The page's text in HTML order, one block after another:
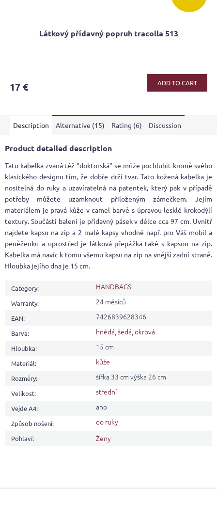
Látkový přídavný popruh tracolla 513
rating
of
stars.
17 € ADD TO CART
Description Alternative (15) Rating (6) Discussion
Product detailed description
Tato kabelka zvaná též "doktorská" se může pochlubit kromě svého
klasického designu tím, že dobře drží tvar. Tato kožená kabelka je
nositelná do ruky a uzavíratelná na patentek, který pak v případě
potřeby můžete uzamknout přiloženým zámečkem. Jejím
materiálem je pravá kůže v camel barvě s úpravou lesklé krokodýlí
textury. Součástí balení je přídavný pásek v délce cca 97 cm. Uvnitř
najdete kapsu na zip a 2 malé kapsy vhodné např. pro Váš mobil a
peněženku a uprostřed je látková přepážka také s kapsou na zip.
Kabelka má navíc k tomu všemu kapsu na zip na vnější zadní straně.
Hloubka jejího dna je 15 cm.
Category: HANDBAGS
Warranty: 24 měsíců
EAN: 7426839628346
Barva: hnědá,šedá,okrová
Hloubka: 15 cm
Materiál: kůže
Rozměry: šířka 33 cm výška 26 cm
Velikost: střední
Vejde A4: ano
Způsob nošení: do ruky
Pohlaví: Ženy